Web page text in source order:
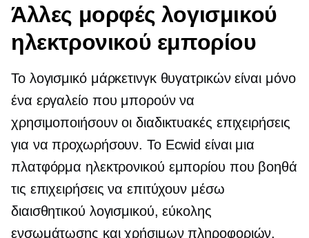
Άλλες μορφές λογισμικού
ηλεκτρονικού εμπορίου
Το λογισμικό μάρκετινγκ θυγατρικών είναι μόνο
ένα εργαλείο που μπορούν να
χρησιμοποιήσουν οι διαδικτυακές επιχειρήσεις
για να προχωρήσουν. Το Ecwid είναι μια
πλατφόρμα ηλεκτρονικού εμπορίου που βοηθά
τις επιχειρήσεις να επιτύχουν μέσω
διαισθητικού λογισμικού, εύκολης
ενσωμάτωσης και χρήσιμων πληροφοριών.